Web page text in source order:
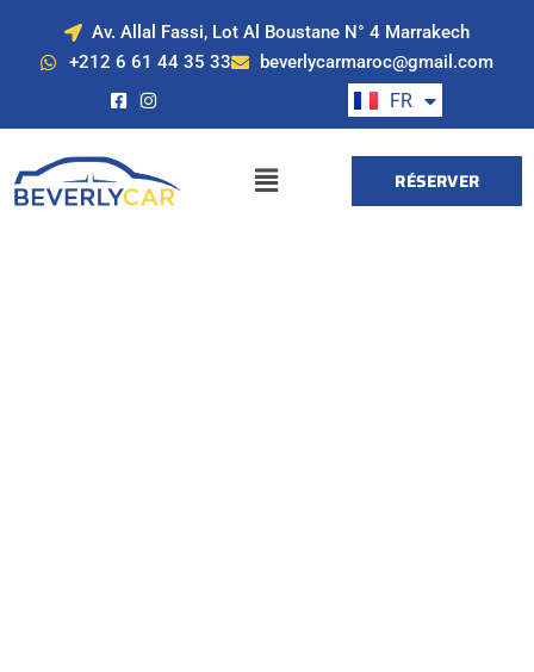
Av. Allal Fassi, Lot Al Boustane N° 4 Marrakech
+212 6 61 44 35 33
beverlycarmaroc@gmail.com
FR
EN
ES
DE
RÉSERVER